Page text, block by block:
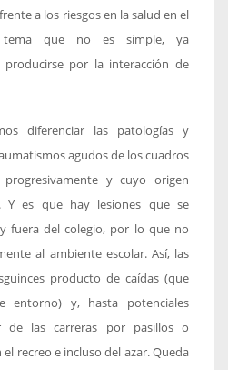
a los riesgos en la salud en el
tema que no es simple, ya
por la interacción de
diferenciar las patologías y
agudos de los cuadros
y cuyo origen
Y es que hay lesiones que se
fuera del colegio, por lo que no
al ambiente escolar. Así, las
producto de caídas (que
entorno) y, hasta potenciales
de las carreras por pasillos o
el recreo e incluso del azar. Queda